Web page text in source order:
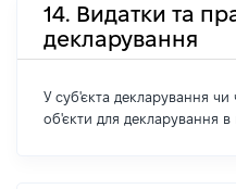
14. Видатки та
декларування
У суб'єкта декларування чи
об'єкти для декларування в